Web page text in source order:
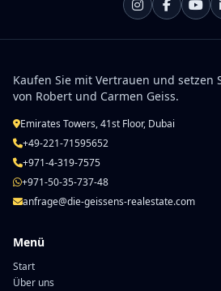
Kaufen Sie mit Vertrauen und setzen
von Robert und Carmen Geiss.
Emirates Towers, 41st Floor, Dubai
+49-221-71595652
+971-4-319-7575
+971-50-35-737-48
anfrage@die-geissens-realestate.com
Menü
Start
Über uns